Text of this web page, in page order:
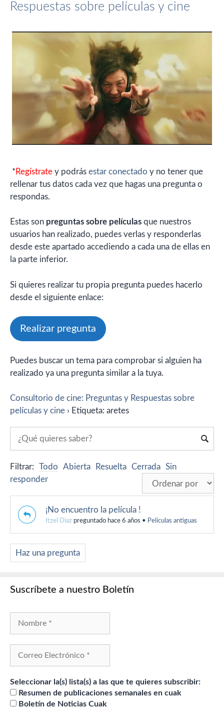
Respuestas sobre películas y cine
* Regístrate y podrás estar conectado y no tener que
rellenar tus datos cada vez que hagas una pregunta o
respondas.
Estas son preguntas sobre películas que nuestros
usuarios han realizado, puedes verlas y responderlas
desde este apartado accediendo a cada una de ellas en
la parte inferior.
Si quieres realizar tu propia pregunta puedes hacerlo
desde el siguiente enlace:
Realizar pregunta
Puedes buscar un tema para comprobar si alguien ha
realizado ya una pregunta similar a la tuya.
Consultorio de cine: Preguntas y Respuestas sobre
películas y cine › Etiqueta: aretes
Filtrar: Todo Abierta Resuelta Cerrada Sin
responder
¡No encuentro la película !
Itzel Diaz preguntado hace 6 años • Películas antiguas
Haz una pregunta
Suscríbete a nuestro Boletín
Seleccionar la(s) lista(s) a las que te quieres subscribir:
Resumen de publicaciones semanales en cuak
Boletín de Noticias Cuak